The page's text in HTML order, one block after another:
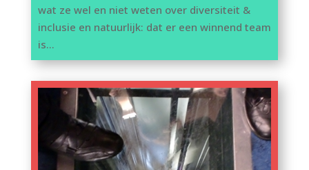
wat ze wel en niet weten over diversiteit &
inclusie en natuurlijk: dat er een winnend team
is…